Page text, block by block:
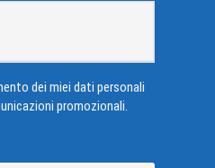
dei miei dati personali
promozionali.